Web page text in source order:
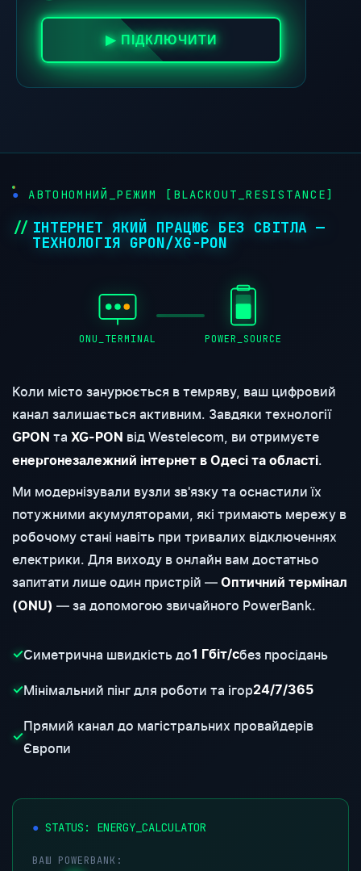
▶ ПІДКЛЮЧИТИ
● АВТОНОМНИЙ_РЕЖИМ [BLACKOUT_RESISTANCE]
ІНТЕРНЕТ ЯКИЙ ПРАЦЮЄ БЕЗ СВІТЛА —
ТЕХНОЛОГІЯ GPON/XG-PON
ONU_TERMINAL POWER_SOURCE
Коли місто занурюється в темряву, ваш цифровий
канал залишається активним. Завдяки технології
GPON та XG-PON від Westelecom, ви отримуєте
енергонезалежний інтернет в Одесі та області.
Ми модернізували вузли зв'язку та оснастили їх
потужними акумуляторами, які тримають мережу в
робочому стані навіть при тривалих відключеннях
електрики. Для виходу в онлайн вам достатньо
запитати лише один пристрій — Оптичний термінал
(ONU) — за допомогою звичайного PowerBank.
✓Симетрична швидкість до1 Гбіт/сбез просідань
✓Мінімальний пінг для роботи та ігор24/7/365
✓
Прямий канал до магістральних провайдерів
Європи
● STATUS: ENERGY_CALCULATOR
ВАШ POWERBANK: